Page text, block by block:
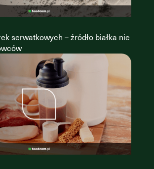
serwatkowych – źródło białka nie